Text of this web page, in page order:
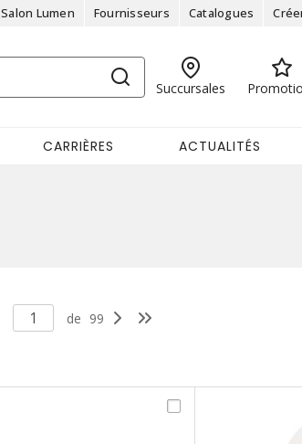
Salon Lumen Fournisseurs Catalogues
Succursales
CARRIÈRES ACTUALITÉS
de 99